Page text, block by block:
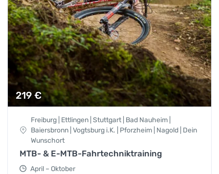
219 €
Freiburg | Ettlingen | Stuttgart | Bad Nauheim |
Baiersbronn | Vogtsburg i.K. | Pforzheim | Nagold | Dein
Wunschort
MTB- & E-MTB-Fahrtechniktraining
April – Oktober